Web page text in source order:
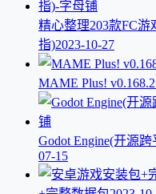
精心整理203款FC
指)2023-10-27
MAME Plus!
Godot Engine(开源
07-15